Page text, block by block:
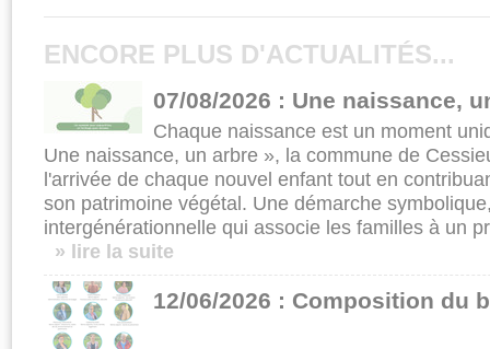
ENCORE PLUS D'ACTUALITÉS...
07/08/2026 : Une naissance,
Chaque naissance est un moment
Une naissance, un arbre », la commune de
l'arrivée de chaque nouvel enfant tout en
son patrimoine végétal. Une démarche
intergénérationnelle qui associe les familles à un
» lire la suite
12/06/2026 : Composition du